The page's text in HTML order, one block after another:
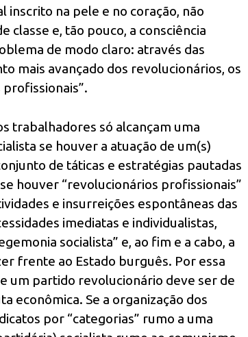
na pele e no coração, não
classe e, tão pouco, a consciência
de modo claro: através das
mais avançado dos revolucionários, os
trabalhadores só alcançam uma
se houver a atuação de um(s)
de táticas e estratégias pautadas
houver “revolucionários profissionais”
e insurreições espontâneas das
imediatas e individualistas,
socialista” e, ao fim e a cabo, a
frente ao Estado burguês. Por essa
um partido revolucionário deve ser de
econômica. Se a organização dos
por “categorias” rumo a uma